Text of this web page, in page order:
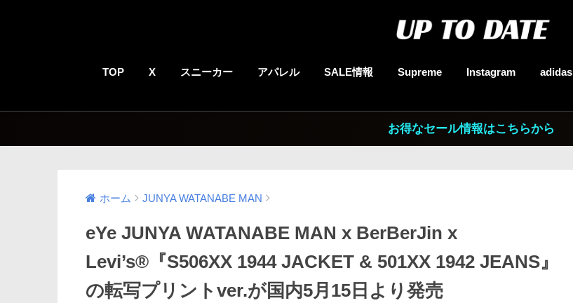
TOP X スニーカー アパレル SALE情報 Supreme Instagram adidas
お得なセール情報はこちらから
ホーム JUNYA WATANABE MAN
eYe JUNYA WATANABE MAN x BerBerJin x
Levi’s®『S506XX 1944 JACKET & 501XX 1942 JEANS』
の転写プリントver.が国内5月15日より発売